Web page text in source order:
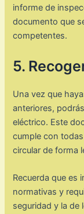
informe de
documento que
competentes.
5.
Una vez que
anteriores,
eléctrico. Este
cumple con
circular de forma
Recuerda que es
normativas y
seguridad y la de